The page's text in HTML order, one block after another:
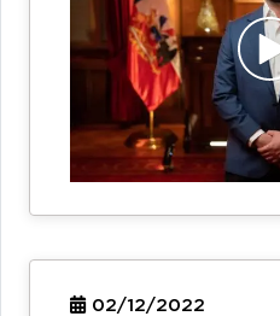
02/12/2022